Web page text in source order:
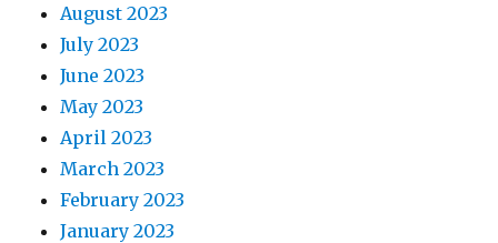
August 2023
July 2023
June 2023
May 2023
April 2023
March 2023
February 2023
January 2023